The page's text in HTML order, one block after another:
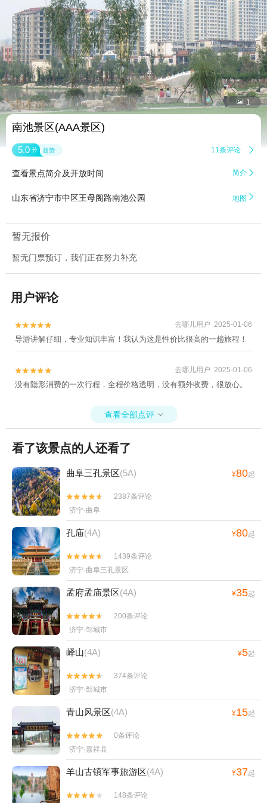
 1
南池景区(AAA景区)
5.0 分 超赞 11条评论 
查看景点简介及开放时间 简介 
山东省济宁市中区王母阁路南池公园 地图 
暂无报价
暂无门票预订，我们正在努力补充
用户评论

 去哪儿用户 2025-01-06
导游讲解仔细，专业知识丰富！我认为这是性价比很高的一趟旅程！

 去哪儿用户 2025-01-06
没有隐形消费的一次行程，全程价格透明，没有额外收费，很放心。
查看全部点评 
看了该景点的人还看了
曲阜三孔景区(5A) ¥80起


2387条评论
济宁·曲阜
孔庙(4A) ¥80起


1439条评论
济宁·曲阜三孔景区
孟府孟庙景区(4A) ¥35起


200条评论
济宁·邹城市
峄山(4A) ¥5起


374条评论
济宁·邹城市
青山风景区(4A) ¥15起


0条评论
济宁·嘉祥县
羊山古镇军事旅游区(4A) ¥37起

 148条评论
